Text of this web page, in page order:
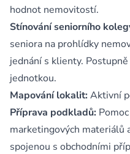
hodnot nemovitostí.
Stínování seniorního
seniora na prohlídky
jednání s klienty.
jednotkou.
Mapování lokalit: Aktivní
Příprava podkladů:
marketingových materiálů
spojenou s obchodními